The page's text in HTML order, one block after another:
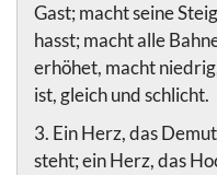
Gast; macht seine
hasst; macht alle
erhöhet, macht
ist, gleich und schlicht.
3. Ein Herz, das
steht; ein Herz, das